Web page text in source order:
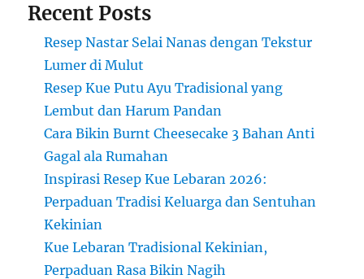
Recent Posts
Resep Nastar Selai Nanas dengan Tekstur
Lumer di Mulut
Resep Kue Putu Ayu Tradisional yang
Lembut dan Harum Pandan
Cara Bikin Burnt Cheesecake 3 Bahan Anti
Gagal ala Rumahan
Inspirasi Resep Kue Lebaran 2026:
Perpaduan Tradisi Keluarga dan Sentuhan
Kekinian
Kue Lebaran Tradisional Kekinian,
Perpaduan Rasa Bikin Nagih